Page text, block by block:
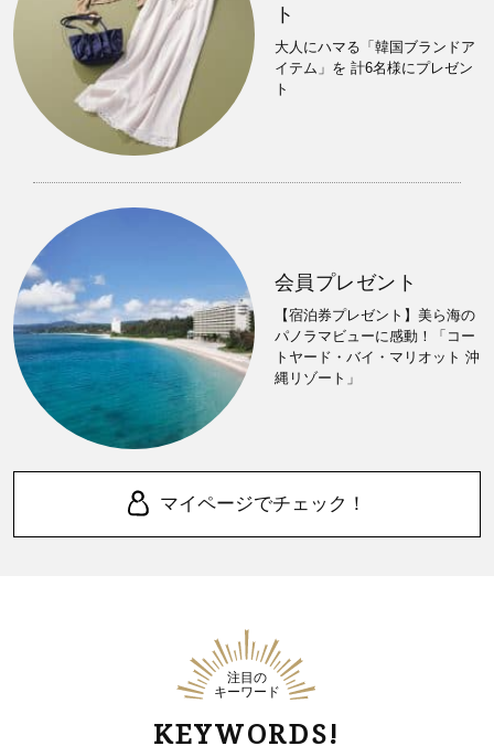
ト
大人にハマる「韓国ブランドア
イテム」を 計6名様にプレゼン
ト
会員プレゼント
【宿泊券プレゼント】美ら海の
パノラマビューに感動！「コー
トヤード・バイ・マリオット 沖
縄リゾート」
マイページでチェック！
注目の
キーワード
KEYWORDS!